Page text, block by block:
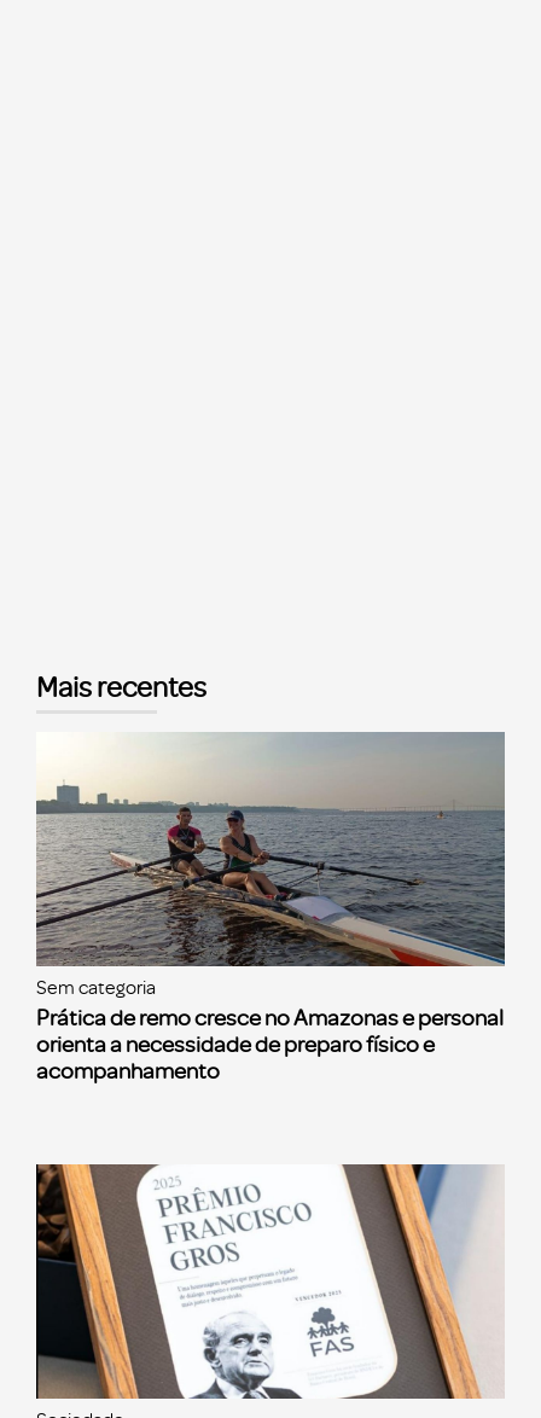
Mais recentes
Sem categoria
Prática de remo cresce no Amazonas e personal
orienta a necessidade de preparo físico e
acompanhamento